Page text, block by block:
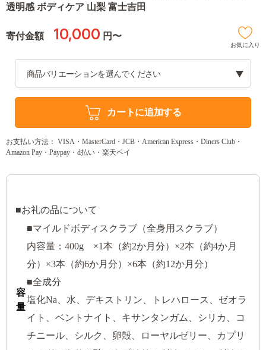
透明感 ボディケア 山梨 富士吉田
寄付金額 10,000 円〜
お気に入り
カートに追加する
お支払い方法： VISA・MasterCard・JCB・American Express・Diners Club・
Amazon Pay・Paypay・d払い・楽天ペイ
■お礼の品について
容
量
■マイルドボディスクラブ（全身用スクラブ）
内容量：400g ×1本（約2か月分）×2本（約4か月
分）×3本（約6か月分）×6本（約12か月分）
■全成分
塩化Na、水、デキストリン、トレハロース、ゼオラ
イト、ベントナイト、キサンタンガム、シリカ、コ
チニール、シルク、卵殻、ローヤルゼリー、カプリ